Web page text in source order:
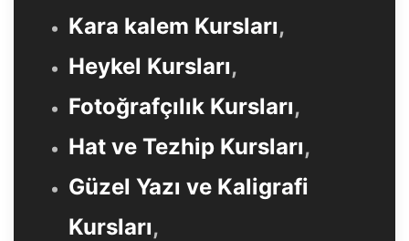
Kara kalem Kursları,
Heykel Kursları,
Fotoğrafçılık Kursları,
Hat ve Tezhip Kursları,
Güzel Yazı ve Kaligrafi
Kursları,